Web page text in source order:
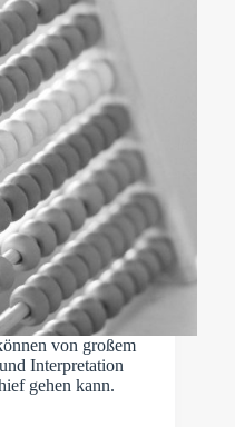
von großem
Interpretation
gehen kann.